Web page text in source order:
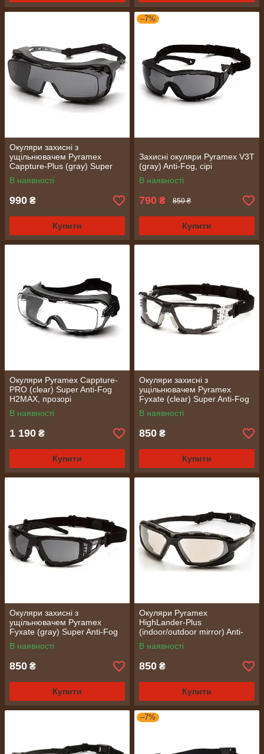
Окуляри захисні з
ущільнювачем Pyramex
Cappture-Plus (gray) Super
Anti-Fog H2MAX, сірі
В наявності
990 ₴
Купити
–7%
Захисні окуляри Pyramex V3T
(gray) Anti-Fog, сірі
В наявності
790 ₴ 850 ₴
Купити
Окуляри Pyramex Cappture-
PRO (clear) Super Anti-Fog
H2MAX, прозорі
В наявності
1 190 ₴
Купити
Окуляри захисні з
ущільнювачем Pyramex
Fyxate (clear) Super Anti-Fog
H2MAX, прозорі
В наявності
850 ₴
Купити
Окуляри захисні з
ущільнювачем Pyramex
Fyxate (gray) Super Anti-Fog
H2MAX, сірі
В наявності
850 ₴
Купити
Окуляри Pyramex
HighLander-Plus
(indoor/outdoor mirror) Anti-
Fog, дзеркальні напівтемні
В наявності
850 ₴
Купити
–7%